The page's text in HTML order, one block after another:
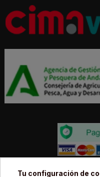
Todos los precios
Tu configuración de